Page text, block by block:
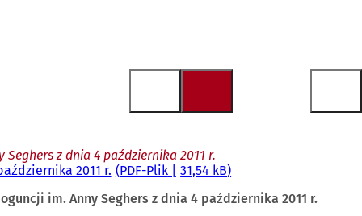
z dnia 4 października 2011 r.
2011 r. PDF-Plik 31,54 kB
im. Anny Seghers z dnia 4 października 2011 r.